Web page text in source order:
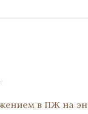
в ПЖ на